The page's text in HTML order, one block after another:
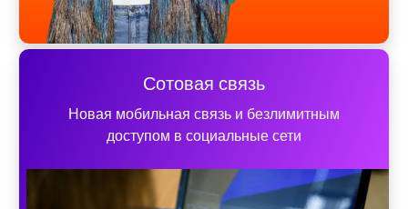
Сотовая связь
Новая мобильная связь и безлимитным
доступом в социальные сети